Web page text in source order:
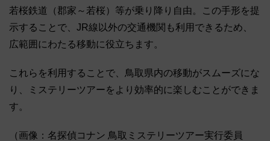
若桜鉄道（郡家～若桜）等が乗り降り自由。この手形を提
示することで、JR線以外の交通機関も利用できるため、
広範囲にわたる移動に役立ちます。
これらを利用することで、鳥取県内の移動がスムーズにな
り、ミステリーツアーをより効率的に楽しむことができま
す。
（画像：名探偵コナン 鳥取ミステリーツアー実行委員